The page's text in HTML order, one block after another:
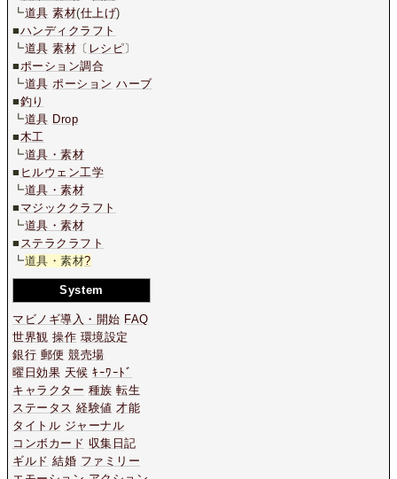
┗道具 素材(仕上げ)
■ハンディクラフト
┗道具 素材 〔 レシピ〕
■ポーション調合
┗道具 ポーション ハーブ
■釣り
┗道具 Drop
■木工
┗道具・素材
■ ヒルウェン工学
┗道具・素材
■ マジッククラフト
┗道具・素材
■ ステラクラフト
┗道具・素材?
System
マビノギ導入・開始 FAQ
世界観 操作 環境設定
銀行 郵便 競売場
曜日効果 天候 ｷｰﾜｰﾄﾞ
キャラクター 種族 転生
ステータス 経験値 才能
タイトル ジャーナル
コンボカード 収集日記
ギルド 結婚 ファミリー